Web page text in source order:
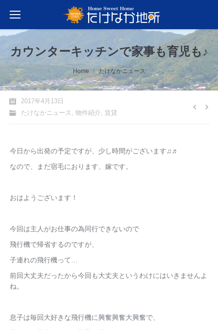
カウンターキッチンで家事も育児も♪
You are here: Home たけなかニュース
2017年4月13日
たけなかニュース , 物件紹介, 賃貸
今日から出発の予定ですが、少し時間がございます♫♬
なので、まだ宿毛におります、嫁です。
おはようございます！
今回は主人がお仕事の為同行できないので
飛行機で帰省するのですが、
子連れの飛行機って…
前回大丈夫だったから今回も大丈夫というわけにはいきませんよ
ね。
息子は毎回大好きな飛行機に興奮興奮大興奮で、